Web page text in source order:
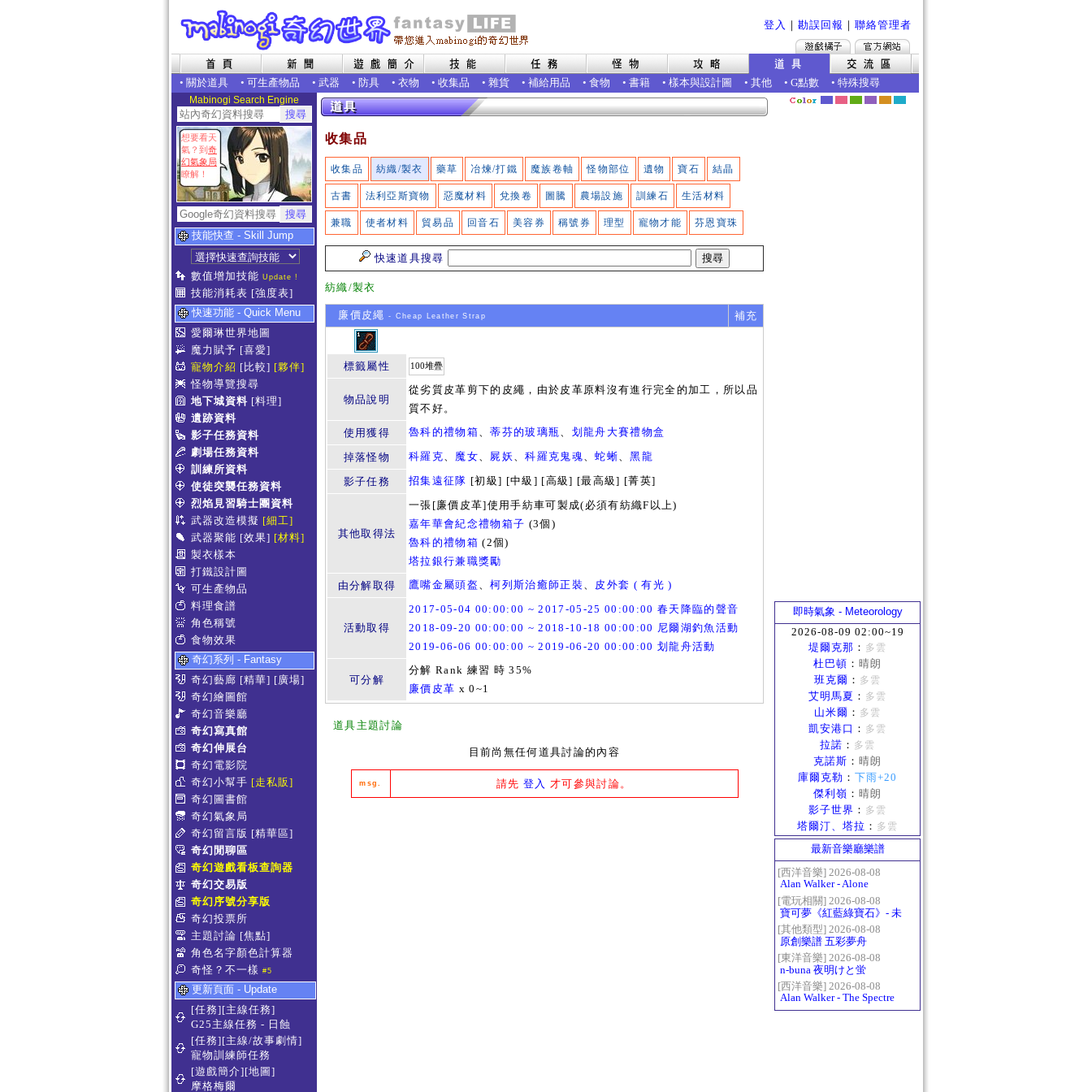
登入 ｜ 勘誤回報 ｜ 聯絡管理者
• 關於道具 • 可生產物品 • 武器 • 防具 • 衣物 • 收集品 • 雜貨 • 補給用品 • 食物 • 書籍 • 樣本與設計圖 • 其他 • G點數 • 特殊搜尋
Mabinogi Search Engine
想要看天
氣？到 奇
幻氣象局
瞭解！
技能快查 - Skill Jump
數值增加技能 Update !
技能消耗表 [強度表]
快速功能 - Quick Menu
愛爾琳世界地圖
魔力賦予 [喜愛]
寵物介紹 [比較] [夥伴]
怪物導覽搜尋
地下城資料 [料理]
遺跡資料
影子任務資料
劇場任務資料
訓練所資料
使徒突襲任務資料
烈焰見習騎士團資料
武器改造模擬 [細工]
武器聚能 [效果] [材料]
製衣樣本
打鐵設計圖
可生產物品
料理食譜
角色稱號
食物效果
奇幻系列 - Fantasy
奇幻藝廊 [精華] [廣場]
奇幻繪圖館
奇幻音樂廳
奇幻寫真館
奇幻伸展台
奇幻電影院
奇幻小幫手 [走私販]
奇幻圖書館
奇幻氣象局
奇幻留言版 [精華區]
奇幻閒聊區
奇幻遊戲看板查詢器
奇幻交易版
奇幻序號分享版
奇幻投票所
主題討論 [焦點]
角色名字顏色計算器
奇怪？不一樣 #5
更新頁面 - Update
[任務][主線任務]
G25主線任務 - 日蝕
[任務][主線/故事劇情]
寵物訓練師任務
[遊戲簡介][地圖]
摩格梅爾
收集品
收集品 紡織/製衣 藥草 冶煉/打鐵 魔族卷軸 怪物部位 遺物 寶石 結晶
古書 法利亞斯寶物 惡魔材料 兌換卷 圖騰 農場設施 訓練石 生活材料
兼職 使者材料 貿易品 回音石 美容券 稱號券 理型 寵物才能 芬恩寶珠
快速道具搜尋
紡織/製衣
廉價皮繩 - Cheap Leather Strap 補充
標籤屬性 100堆疊
物品說明
從劣質皮革剪下的皮繩，由於皮革原料沒有進行完全的加工，所以品
質不好。
使用獲得
魯科的禮物箱、蒂芬的玻璃瓶、 划龍舟大賽禮物盒
掉落怪物 科羅克、 魔女、 屍妖 、科羅克鬼魂、蛇蜥、黑龍
影子任務 招集遠征隊 [初級] [中級] [高級] [最高級] [菁英]
其他取得法
一張[廉價皮革]使用手紡車可製成(必須有紡織F以上)
嘉年華會紀念禮物箱子 (3個)
魯科的禮物箱 (2個)
塔拉銀行兼職獎勵
由分解取得
鷹嘴金屬頭盔 、柯列斯治癒師正裝、 皮外套 ( 有光 )
活動取得
2017-05-04 00:00:00 ~ 2017-05-25 00:00:00 春天降臨的聲音
2018-09-20 00:00:00 ~ 2018-10-18 00:00:00 尼爾湖釣魚活動
2019-06-06 00:00:00 ~ 2019-06-20 00:00:00 划龍舟活動
可分解
分解 Rank 練習 時 35%
廉價皮革 x 0~1
道具主題討論
目前尚無任何道具討論的內容
msg. 請先 登入 才可參與討論。
即時氣象 - Meteorology
2026-08-09 02:00~19
堤爾克那 ： 多雲
杜巴頓 ： 晴朗
班克爾 ： 多雲
艾明馬夏 ： 多雲
山米爾 ： 多雲
凱安港口 ： 多雲
拉諾 ： 多雲
克諾斯 ： 晴朗
庫爾克勒 ： 下雨+20
傑利嶺 ： 晴朗
影子世界 ： 多雲
塔爾汀、塔拉 ： 多雲
最新音樂廳樂譜
[西洋音樂] 2026-08-08
Alan Walker - Alone
[電玩相關] 2026-08-08
寶可夢《紅藍綠寶石》- 未
白鎮BGM (Littleroot Town)
[其他類型] 2026-08-08
原創樂譜 五彩夢舟
[東洋音樂] 2026-08-08
n-buna 夜明けと蛍
[西洋音樂] 2026-08-08
Alan Walker - The Spectre